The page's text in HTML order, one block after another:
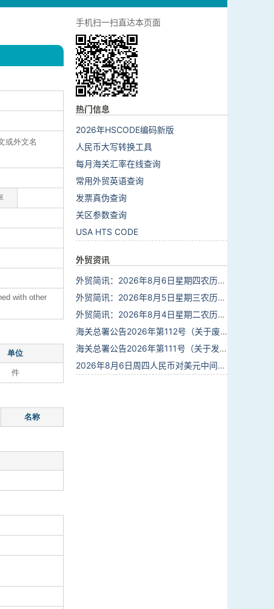
或外文名
with other
单位
件
名称
手机扫一扫直达本页面
热门信息
2026年HSCODE编码新版
人民币大写转换工具
每月海关汇率在线查询
常用外贸英语查询
发票真伪查询
关区参数查询
USA HTS CODE
外贸资讯
外贸简讯：2026年8月6日星期四农历六月廿四
外贸简讯：2026年8月5日星期三农历六月廿三
外贸简讯：2026年8月4日星期二农历六月廿二
海关总署公告2026年第112号（关于废止部分卫生检疫类规范性文件的公告）
海关总署公告2026年第111号（关于发布《进出境动植物检疫处理监督管理工作规定》《进出境卫生处理监督管理工作规定》的公告）
2026年8月6日周四人民币对美元中间价报6.7895调贬6个基点